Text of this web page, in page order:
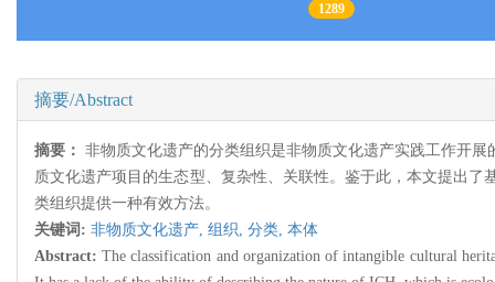
1289
摘要/Abstract
摘要： 非物质文化遗产的分类组织是非物质文化遗产实践工作开
质文化遗产项目的生态型、复杂性、关联性。鉴于此，本文提出
类组织提供一种有效方法。
关键词: 非物质文化遗产, 组织, 分类, 本体
Abstract:The classification and organization of intangible cultural